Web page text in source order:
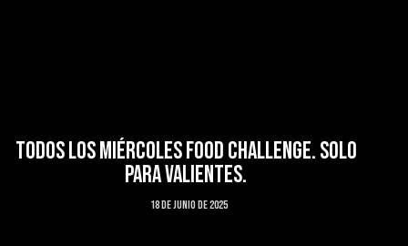
TODOS LOS MIÉRCOLES FOOD CHALLENGE. SOLO
PARA VALIENTES.
18 de junio de 2025